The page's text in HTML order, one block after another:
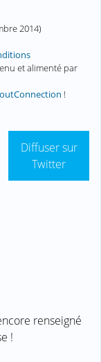
2014)
et alimenté par
!
Diffuser sur
Twitter
renseigné
!